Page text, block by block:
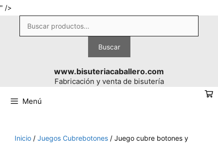
" />
contenido
Buscar
por:
Buscar
www.bisuteriacaballero.com
Fabricación y venta de bisutería
Menú
Inicio / Juegos Cubrebotones / Juego cubre botones y